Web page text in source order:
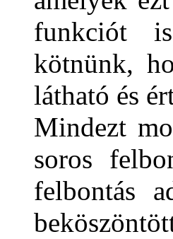
funkciót
kötnünk,
látható és
Mindezt
soros
felbontás